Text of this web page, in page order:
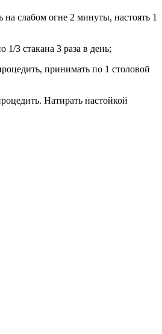
слабом огне 2 минуты, настоять 1
1/3 стакана 3 раза в день;
принимать по 1 столовой
Натирать настойкой